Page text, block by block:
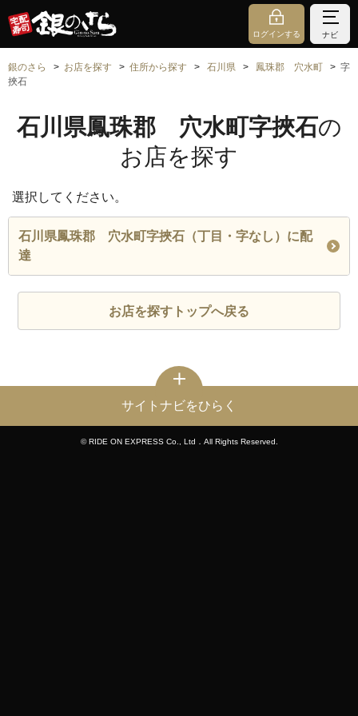
ログインする ナビ
銀のさら お店を探す 住所から探す 石川県 鳳珠郡 穴水町
字
挾石
石川県鳳珠郡 穴水町字挾石の
お店を探す
選択してください。
石川県鳳珠郡 穴水町字挾石（丁目・字なし）に配
達
お店を探すトップへ戻る
サイトナビをひらく
© RIDE ON EXPRESS Co., Ltd．All Rights Reserved.